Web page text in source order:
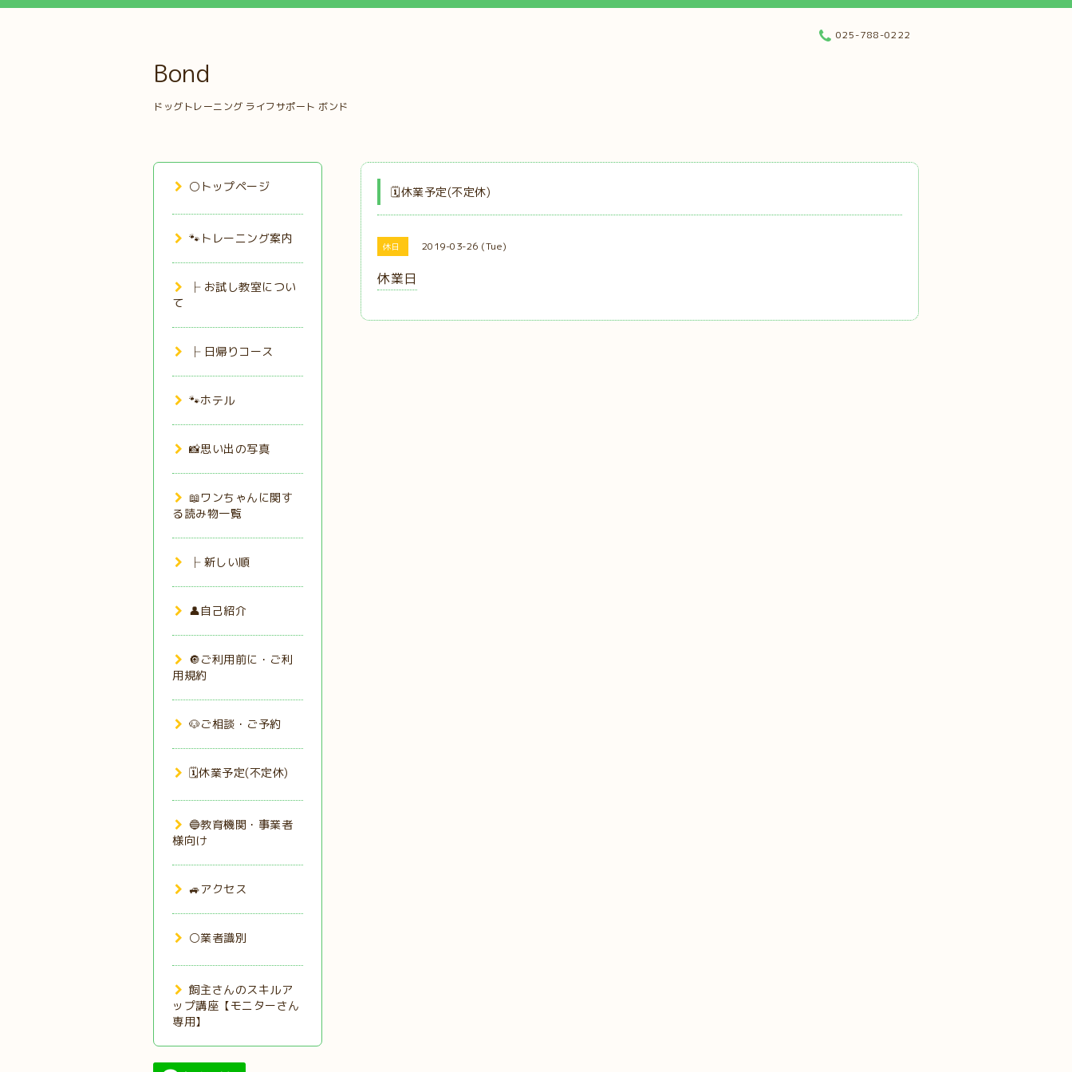
Bond
ドッグトレーニング ライフサポート ボンド
025-788-0222
🗓️休業予定(不定休)
休日 2019-03-26 (Tue)
休業日
⚪トップページ
🐾トレーニング案内
├ お試し教室につい
て
├ 日帰りコース
🐾ホテル
📸思い出の写真
📖ワンちゃんに関す
る読み物一覧
├ 新しい順
👤自己紹介
🔘ご利用前に・ご利
用規約
🐶ご相談・ご予約
🗓️休業予定(不定休)
🔵教育機関・事業者
様向け
🚙アクセス
⚪業者識別
飼主さんのスキルア
ップ講座【モニターさん
専用】